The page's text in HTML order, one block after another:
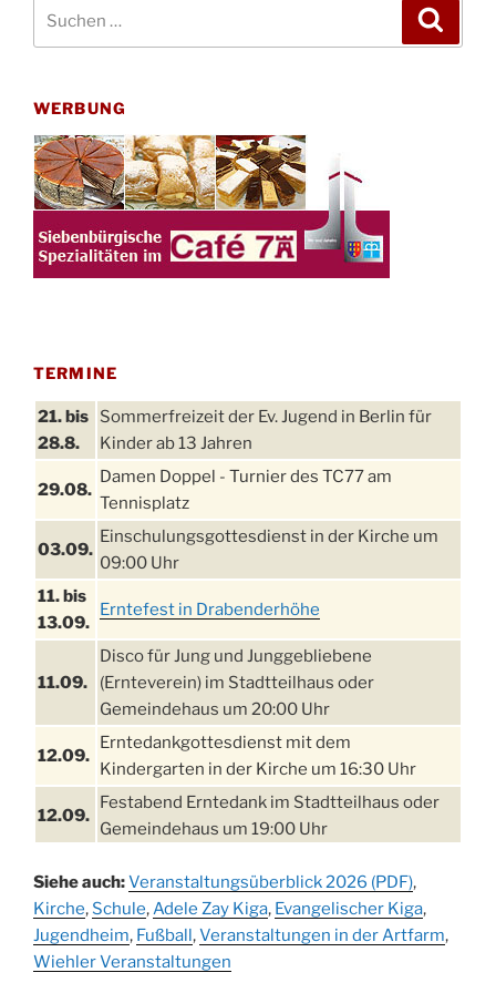
WERBUNG
TERMINE
21. bis
28.8.
Sommerfreizeit der Ev. Jugend in Berlin für
Kinder ab 13 Jahren
29.08.
Damen Doppel - Turnier des TC77 am
Tennisplatz
03.09.
Einschulungsgottesdienst in der Kirche um
09:00 Uhr
11. bis
13.09.
Erntefest in Drabenderhöhe
11.09.
Disco für Jung und Junggebliebene
(Ernteverein) im Stadtteilhaus oder
Gemeindehaus um 20:00 Uhr
12.09.
Erntedankgottesdienst mit dem
Kindergarten in der Kirche um 16:30 Uhr
12.09.
Festabend Erntedank im Stadtteilhaus oder
Gemeindehaus um 19:00 Uhr
13.09.
Stadtteilhaus um 14:00 Uhr
19.09.
Schlagerabend im Stadtteilhaus
Drabenderhöhe
Siehe auch:Veranstaltungsüberblick 2026 (PDF),
Kirche, Schule,Adele Zay Kiga, Evangelischer Kiga,
Jugendheim, Fußball,Veranstaltungen in der Artfarm,
Wiehler Veranstaltungen